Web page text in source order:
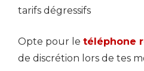
tarifs dégressifs
Opte pour le téléphone
de discrétion lors de tes